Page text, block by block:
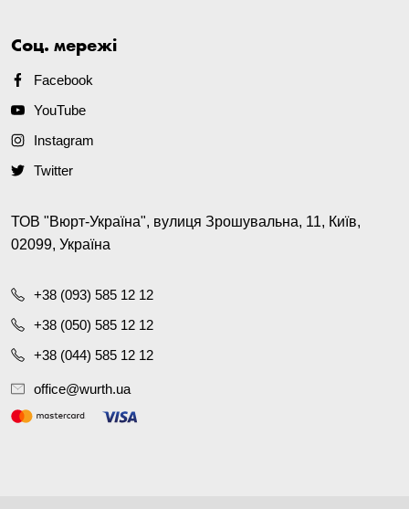
Соц. мережі
Facebook
YouTube
Instagram
Twitter
ТОВ "Вюрт-Україна", вулиця Зрошувальна, 11, Київ,
02099, Україна
+38 (093) 585 12 12
+38 (050) 585 12 12
+38 (044) 585 12 12
office@wurth.ua